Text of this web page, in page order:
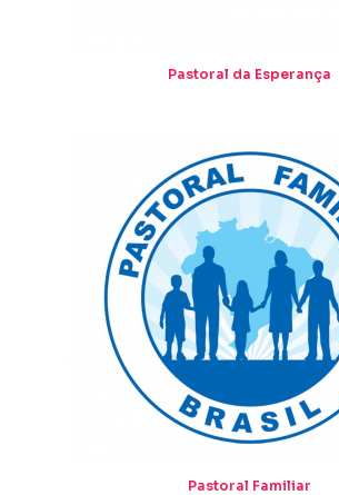
Pastoral da Esperança
Pastoral Familiar